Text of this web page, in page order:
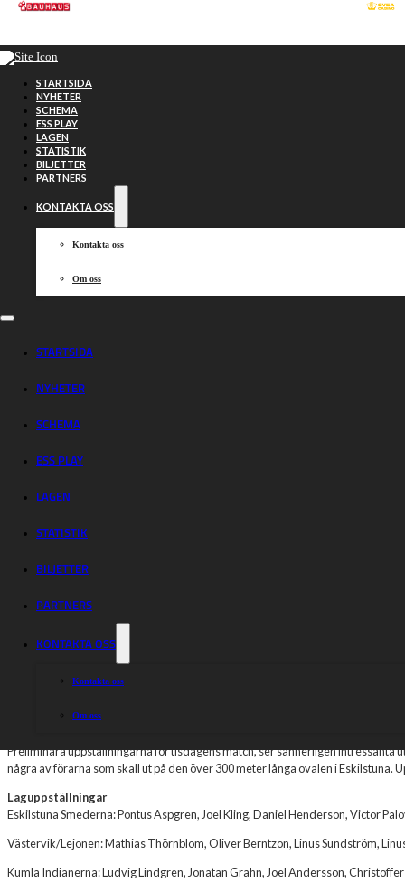
Hoppa till huvudinnehåll
STARTSIDA
NYHETER
SCHEMA
ESS PLAY
LAGEN
STATISTIK
BILJETTER
PARTNERS
KONTAKTA OSS
Kontakta oss
Om oss
STARTSIDA
NYHETER
SCHEMA
ESS PLAY
LAGEN
STATISTIK
BILJETTER
PARTNERS
KONTAKTA OSS
Kontakta oss
Om oss
Cup inleder i
Eskilstuna
tjuvstarta säsongen med tv-sända Garageportexperten Cup.
datumet blev nu på torsdag (Kristi Himmelfärdsdag).
Det gör att deltävlingen i Eskilstuna, startar Garageportexperten Cup
Västervik/Lejonen och Indianerna. Varje lag har sex ordinarie förare, varav en
Preliminära uppställningarna för tisdagens match, ser sannerligen intressanta
några av förarna som skall ut på den över 300 meter långa ovalen i Eskilstuna.
Laguppställningar
Eskilstuna Smederna: Pontus Aspgren, Joel Kling, Daniel Henderson, Victor
Västervik/Lejonen: Mathias Thörnblom, Oliver Berntzon, Linus Sundström,
Kumla Indianerna: Ludvig Lindgren, Jonatan Grahn, Joel Andersson,